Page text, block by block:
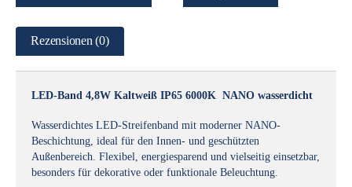
Rezensionen (0)
LED-Band 4,8W Kaltweiß IP65 6000K NANO wasserdicht
Wasserdichtes LED-Streifenband mit moderner NANO-
Beschichtung, ideal für den Innen- und geschützten
Außenbereich. Flexibel, energiesparend und vielseitig einsetzbar,
besonders für dekorative oder funktionale Beleuchtung.